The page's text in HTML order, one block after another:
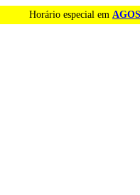
Horário especial em